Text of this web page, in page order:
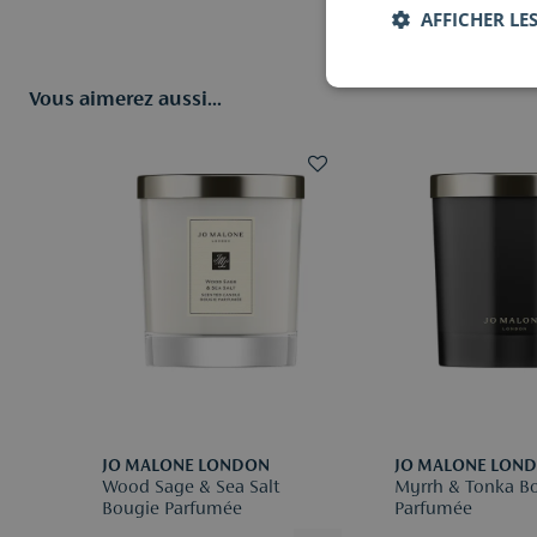
Vous aimerez aussi...
JO MALONE LONDON
Wood Sage & Sea Salt
Bougie Parfumée
JO MALONE
Myrrh & Tonka
Parfumée
AFFICHER